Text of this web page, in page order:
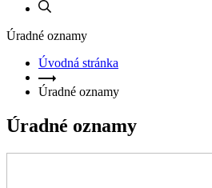
Úradné oznamy
Úvodná stránka
Úradné oznamy
Úradné oznamy